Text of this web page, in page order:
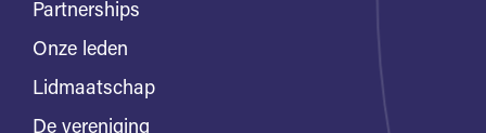
Partnerships
Onze leden
Lidmaatschap
De vereniging